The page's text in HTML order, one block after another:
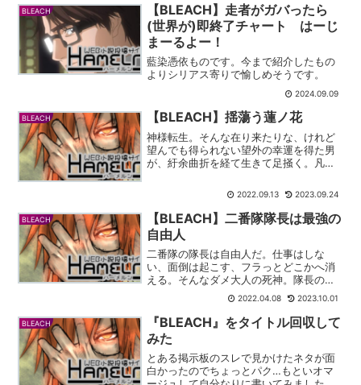
BLEACH
【BLEACH】走者がガバったら
(世界が)即終了チャート はーじ
まーるよー！
藍染憑依ものです。今まで紹介したもの
よりシリアス寄りで愉しめそうです。
2024.09.09
BLEACH 【BLEACH】揺蕩う蓮ノ花
神様転生。そんな在り来たりな、けれど
望んでも得られない望外の幸運を得た男
が、紆余曲折を経て生きて足掻く。凡庸
話。風梨 - HamelnBLEACHの二次創作で
す。転生を何度も繰り返すループもので
す。あらす...
2022.09.13 2023.09.24
BLEACH
【BLEACH】二番隊隊長は最強の
自由人
二番隊の隊長は自由人だ。仕事はしな
い、面倒は起こす、フラっとどこかへ消
える。そんなダメ大人の死神。隊長の器
として疑問を浮かべるような男。しか
し、それでもその男はただただ……強かっ
た。褐色はいいよなぁ - HamelnBLEACH
の二次創作で...
2022.04.08 2023.10.01
BLEACH
『BLEACH』をタイトル回収して
みた
とある掲示板のスレで見かけたネタが面
白かったのでちょっとパク…もといオマ